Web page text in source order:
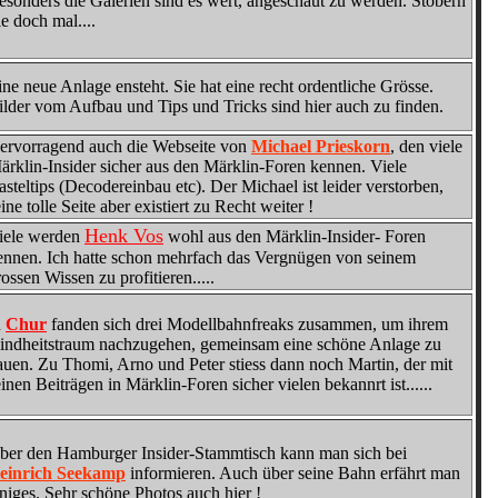
doch mal....
neue Anlage ensteht. Sie hat eine recht ordentliche Grösse.
vom Aufbau und Tips und Tricks sind hier auch zu finden.
auch die Webseite von Michael Prieskorn, den viele
Insider sicher aus den Märklin-Foren kennen. Viele
(Decodereinbau etc). Der Michael ist leider verstorben,
tolle Seite aber existiert zu Recht weiter !
werden Henk Vos wohl aus den Märklin-Insider- Foren
Ich hatte schon mehrfach das Vergnügen von seinem
Wissen zu profitieren.....
Chur fanden sich drei Modellbahnfreaks zusammen, um ihrem
nachzugehen, gemeinsam eine schöne Anlage zu
Zu Thomi, Arno und Peter stiess dann noch Martin, der mit
Beiträgen in Märklin-Foren sicher vielen bekannrt ist......
den Hamburger Insider-Stammtisch kann man sich bei
Seekamp informieren. Auch über seine Bahn erfährt man
Sehr schöne Photos auch hier !